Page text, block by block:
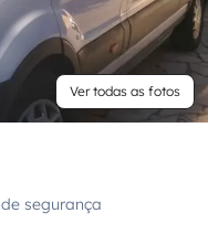
Ver todas as fotos
segurança